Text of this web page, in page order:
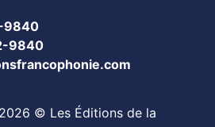
9840
9840
© Les Éditions de la